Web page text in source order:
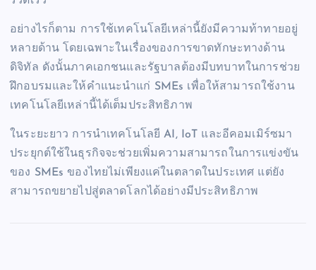
อย่างไรก็ตาม การใช้เทคโนโลยีเหล่านี้ยังมีความท้าทายอยู่
หลายด้าน โดยเฉพาะในเรื่องของการขาดทักษะทางด้าน
ดิจิทัล ดังนั้นภาคเอกชนและรัฐบาลต้องมีบทบาทในการช่วย
ฝึกอบรมและให้คำแนะนำแก่ SMEs เพื่อให้สามารถใช้งาน
เทคโนโลยีเหล่านี้ได้เต็มประสิทธิภาพ
ในระยะยาว การนำเทคโนโลยี AI, IoT และอีคอมเมิร์ซมา
ประยุกต์ใช้ในธุรกิจจะช่วยเพิ่มความสามารถในการแข่งขัน
ของ SMEs ของไทยไม่เพียงแค่ในตลาดในประเทศ แต่ยัง
สามารถขยายไปสู่ตลาดโลกได้อย่างมีประสิทธิภาพ